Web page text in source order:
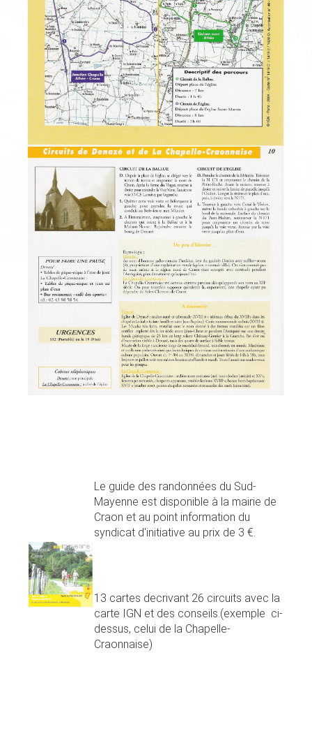
Le guide des randonnées du Sud-
Mayenne est disponible à la mairie de
Craon et au point information du
syndicat d'initiative au prix de 3 €.
13 cartes decrivant 26 circuits avec la
carte IGN et des conseils.(exemple ci-
dessus, celui de la Chapelle-
Craonnaise)